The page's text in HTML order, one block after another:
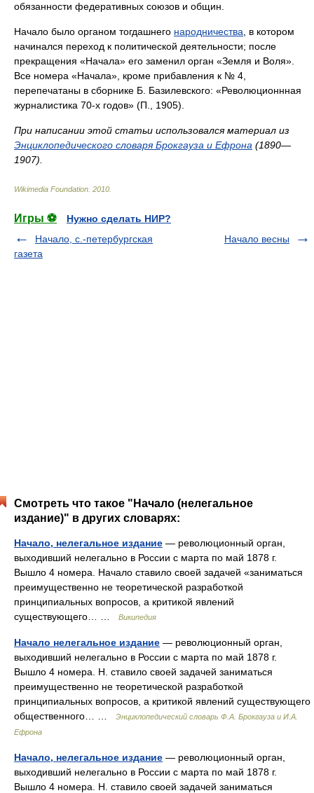
обязанности федеративных союзов и общин.
Начало было органом тогдашнего народничества , в котором
начинался переход к политической деятельности; после
прекращения «Начала» его заменил орган «Земля и Воля».
Все номера «Начала», кроме прибавления к № 4,
перепечатаны в сборнике Б. Базилевского: «Революционнная
журналистика 70-х годов» (П., 1905).
При написании этой статьи использовался материал из
Энциклопедического словаря Брокгауза и Ефрона (1890—
1907).
Wikimedia Foundation 2010
Игры ⚽
Нужно сделать НИР?
Начало, с.-петербургская
газета
Начало весны
Смотреть что такое "Начало (нелегальное
издание)" в других словарях:
Начало, нелегальное издание — революционный орган,
выходивший нелегально в России с марта по май 1878 г.
Вышло 4 номера. Начало ставило своей задачей «заниматься
преимущественно не теоретической разработкой
принципиальных вопросов, а критикой явлений
существующего… …
Википедия
Начало нелегальное издание — революционный орган,
выходивший нелегально в России с марта по май 1878 г.
Вышло 4 номера. Н. ставило своей задачей заниматься
преимущественно не теоретической разработкой
принципиальных вопросов, а критикой явлений существующего
общественного… …
Энциклопедический словарь Ф.А. Брокгауза и И.А.
Ефрона
Начало, нелегальное издание — революционный орган,
выходивший нелегально в России с марта по май 1878 г.
Вышло 4 номера. Н. ставило своей задачей заниматься